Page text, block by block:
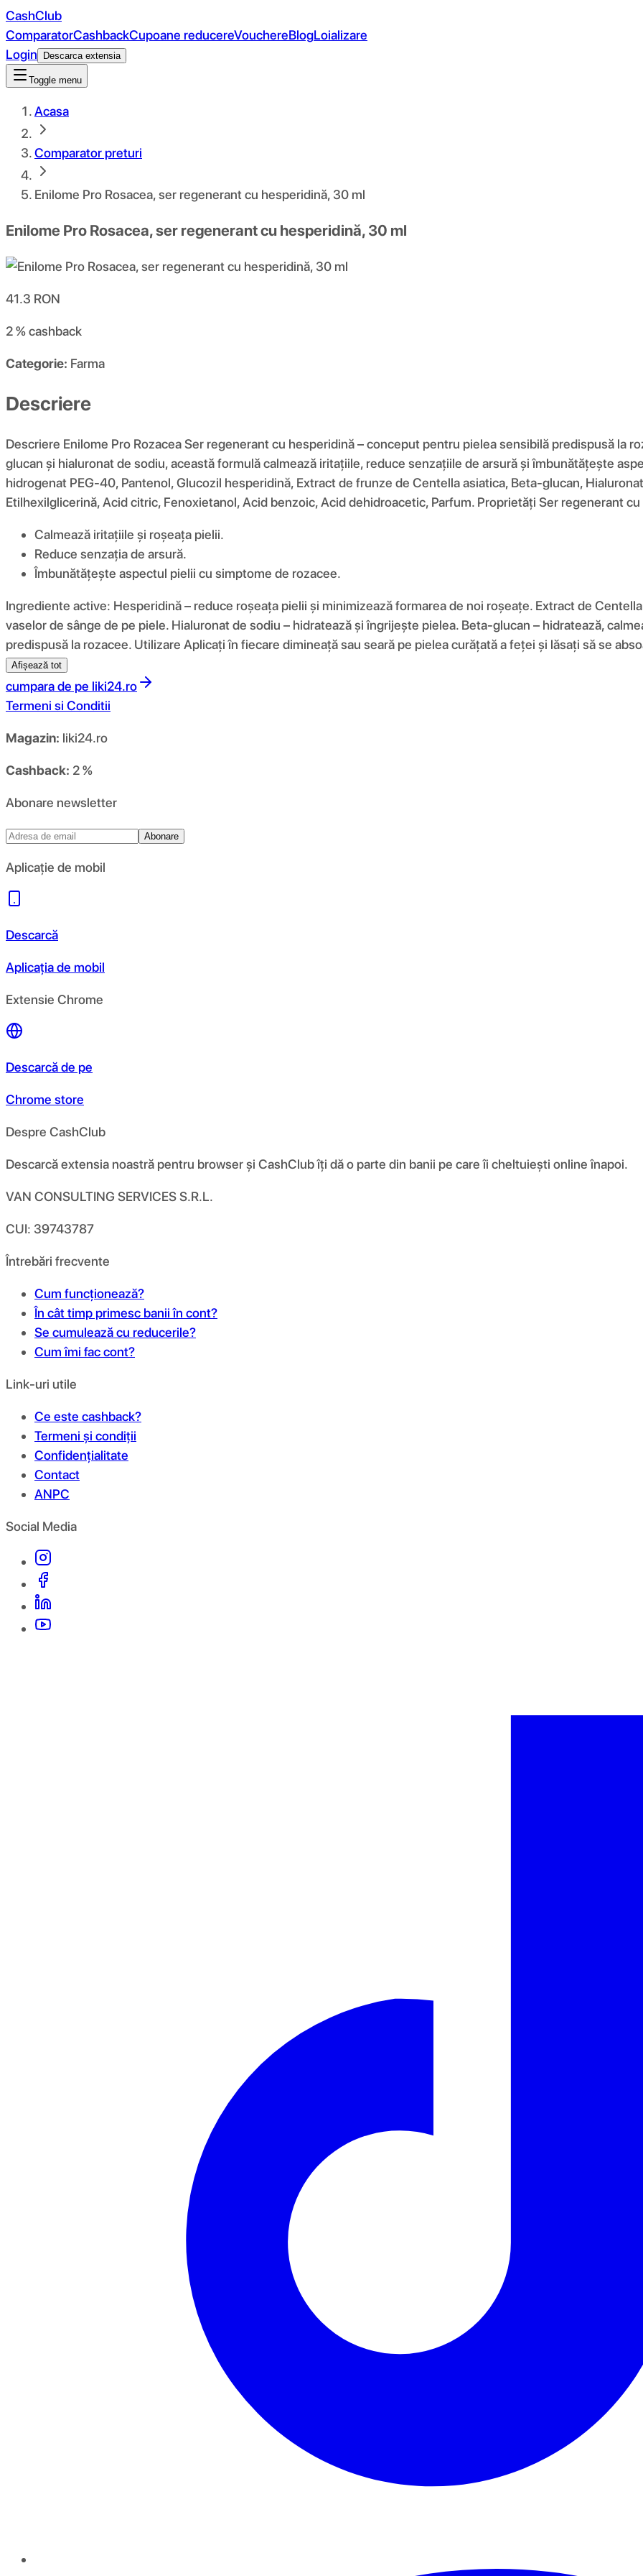
CashClub
ComparatorCashbackCupoane reducereVouchereBlogLoializare
Login
Descarca extensia
Toggle menu
Acasa
Comparator preturi
Enilome Pro Rosacea, ser regenerant cu hesperidină, 30 ml
Enilome Pro Rosacea, ser regenerant cu hesperidină, 30 ml
41.3 RON
2 %cashback
Categorie: Farma
Descriere
Descriere Enilome Pro Rozacea Ser regenerant cu hesperidină – conceput pentru pielea sensibilă predispusă la
glucan și hialuronat de sodiu, această formulă calmează iritațiile, reduce senzațiile de arsură și îmbunătățește
hidrogenat PEG-40, Pantenol, Glucozil hesperidină, Extract de frunze de Centella asiatica, Beta-glucan,
Etilhexilglicerină, Acid citric, Fenoxietanol, Acid benzoic, Acid dehidroacetic, Parfum. Proprietăți Ser regenerant
Calmează iritațiile și roșeața pielii.
Reduce senzația de arsură.
Îmbunătățește aspectul pielii cu simptome de rozacee.
Ingrediente active: Hesperidină – reduce roșeața pielii și minimizează formarea de noi roșeațe. Extract de
vaselor de sânge de pe piele. Hialuronat de sodiu – hidratează și îngrijește pielea. Beta-glucan – hidratează,
predispusă la rozacee. Utilizare Aplicați în fiecare dimineață sau seară pe pielea curățată a feței și lăsați să se
Afișează tot
cumpara de pe liki24.ro
Termeni si Conditii
Magazin: liki24.ro
Cashback: 2 %
Abonare newsletter
Abonare
Aplicație de mobil
Descarcă
Aplicația de mobil
Extensie Chrome
Descarcă de pe
Chrome store
Despre CashClub
Descarcă extensia noastră pentru browser și CashClub îți dă o parte din banii pe care îi cheltuiești online înapoi.
VAN CONSULTING SERVICES S.R.L.
CUI: 39743787
Întrebări frecvente
Cum funcționează?
În cât timp primesc banii în cont?
Se cumulează cu reducerile?
Cum îmi fac cont?
Link-uri utile
Ce este cashback?
Termeni și condiții
Confidențialitate
Contact
ANPC
Social Media